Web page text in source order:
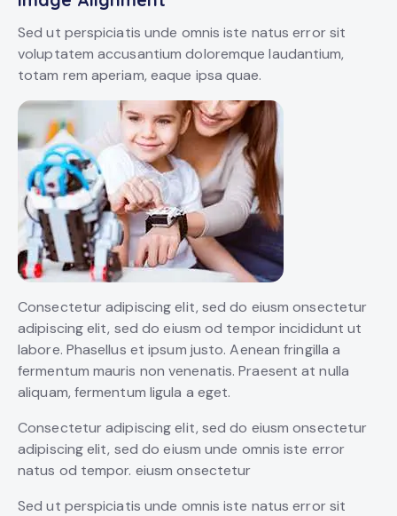
Sed ut perspiciatis unde omnis iste natus error sit
voluptatem accusantium doloremque laudantium,
totam rem aperiam, eaque ipsa quae.
Consectetur adipiscing elit, sed do eiusm onsectetur
adipiscing elit, sed do eiusm od tempor incididunt ut
labore. Phasellus et ipsum justo. Aenean fringilla a
fermentum mauris non venenatis. Praesent at nulla
aliquam, fermentum ligula a eget.
Consectetur adipiscing elit, sed do eiusm onsectetur
adipiscing elit, sed do eiusm unde omnis iste error
natus od tempor. eiusm onsectetur
Sed ut perspiciatis unde omnis iste natus error sit